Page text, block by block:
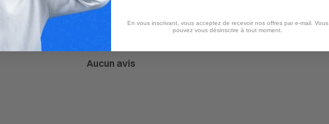
Aucun avis
En vous inscrivant, vous acceptez de recevoir nos offres par e-mail. Vous
pouvez vous désinscrire à tout moment.